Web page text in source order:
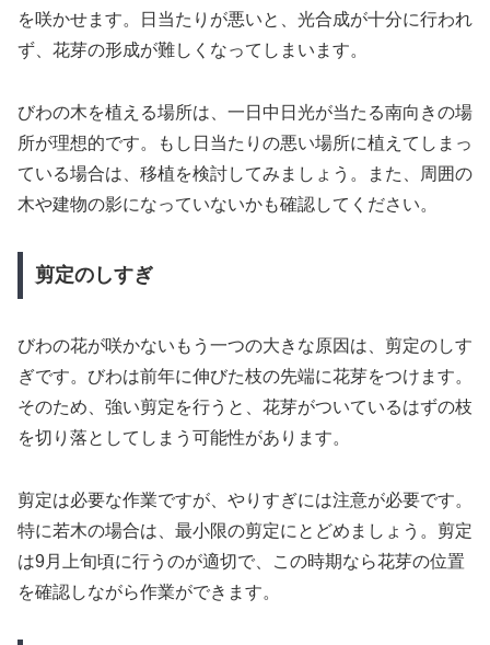
を咲かせます。日当たりが悪いと、光合成が十分に行われ
ず、花芽の形成が難しくなってしまいます。
びわの木を植える場所は、一日中日光が当たる南向きの場
所が理想的です。もし日当たりの悪い場所に植えてしまっ
ている場合は、移植を検討してみましょう。また、周囲の
木や建物の影になっていないかも確認してください。
剪定のしすぎ
びわの花が咲かないもう一つの大きな原因は、剪定のしす
ぎです。びわは前年に伸びた枝の先端に花芽をつけます。
そのため、強い剪定を行うと、花芽がついているはずの枝
を切り落としてしまう可能性があります。
剪定は必要な作業ですが、やりすぎには注意が必要です。
特に若木の場合は、最小限の剪定にとどめましょう。剪定
は9月上旬頃に行うのが適切で、この時期なら花芽の位置
を確認しながら作業ができます。